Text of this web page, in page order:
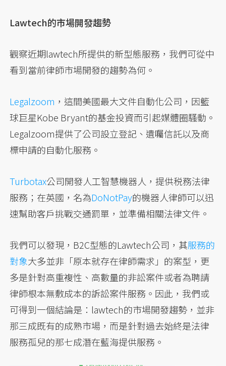
Lawtech的市場開發趨勢
觀察近期lawtech所提供的新型態服務，我們可從中
看到當前律師市場開發的趨勢為何。
Legalzoom ，這間美國最大文件自動化公司，因籃
球巨星Kobe Bryant的基金投資而引起媒體圈騷動。
Legalzoom提供了公司設立登記、遺囑信託以及商
標申請的自動化服務。
Turbotax公司開發人工智慧機器人，提供税務法律
服務；在英國，名為DoNotPay的機器人律師可以迅
速幫助客戶挑戰交通罰單，並準備相關法律文件。
我們可以發現，B2C型態的Lawtech公司，其服務的
對象大多並非「原本就存在律師需求」的案型，更
多是針對高重複性、高數量的非訟案件或者為聘請
律師根本無敷成本的訴訟案件服務。因此，我們或
可得到一個結論是：lawtech的市場開發趨勢，並非
那三成既有的成熟市場，而是針對過去始終是法律
服務孤兒的那七成潛在藍海提供服務。